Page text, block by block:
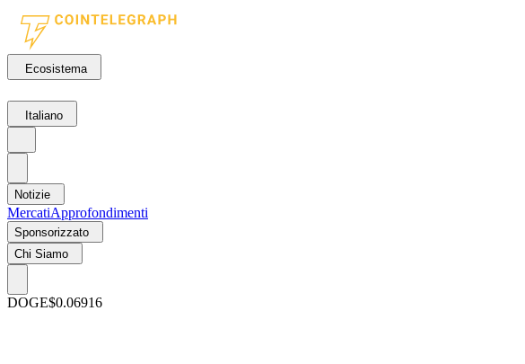
Ecosistema
Italiano
Notizie
MercatiApprofondimenti
Sponsorizzato
Chi Siamo
DOGE$0.06916